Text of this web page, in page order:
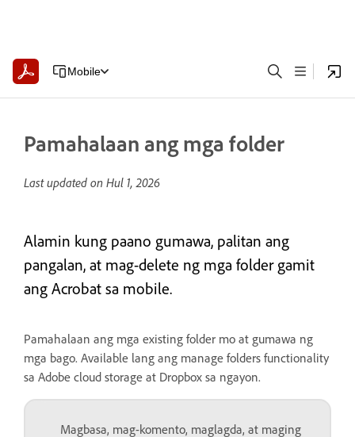
Mobile
Pamahalaan ang mga folder
Last updated on Hul 1, 2026
Alamin kung paano gumawa, palitan ang
pangalan, at mag-delete ng mga folder gamit
ang Acrobat sa mobile.
Pamahalaan ang mga existing folder mo at gumawa ng
mga bago. Available lang ang manage folders functionality
sa Adobe cloud storage at Dropbox sa ngayon.
Magbasa, mag-komento, maglagda, at maging